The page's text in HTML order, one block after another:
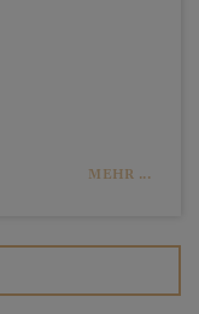
MEHR ...